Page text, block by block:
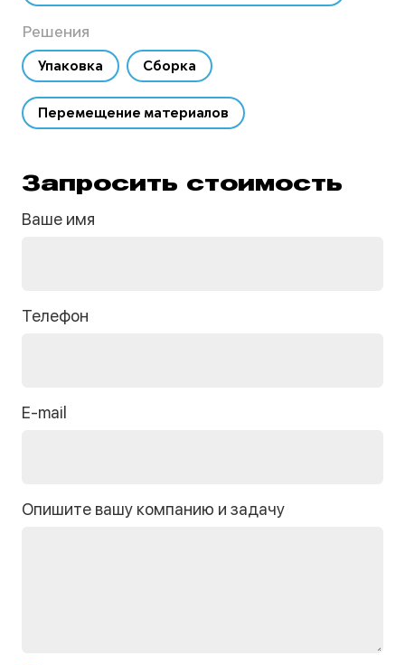
Решения
Упаковка Сборка
Перемещение материалов
Запросить стоимость
Ваше имя
Телефон
E-mail
Опишите вашу компанию и задачу